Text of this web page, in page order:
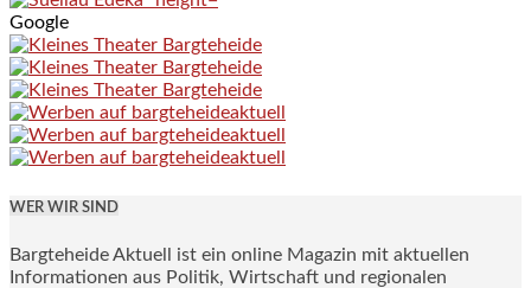
Google
WER WIR SIND
Bargteheide Aktuell ist ein online Magazin mit aktuellen
Informationen aus Politik, Wirtschaft und regionalen